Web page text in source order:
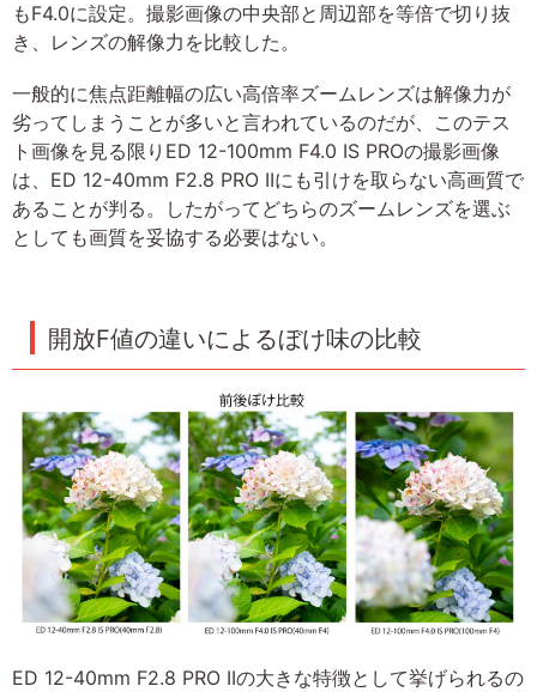
もF4.0に設定。撮影画像の中央部と周辺部を等倍で切り抜
き、レンズの解像力を比較した。
一般的に焦点距離幅の広い高倍率ズームレンズは解像力が
劣ってしまうことが多いと言われているのだが、このテス
ト画像を見る限りED 12-100mm F4.0 IS PROの撮影画像
は、ED 12-40mm F2.8 PRO IIにも引けを取らない高画質で
あることが判る。したがってどちらのズームレンズを選ぶ
としても画質を妥協する必要はない。
開放F値の違いによるぼけ味の比較
ED 12-40mm F2.8 PRO IIの大きな特徴として挙げられるの